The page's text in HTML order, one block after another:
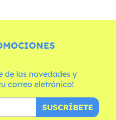
de las novedades y
correo eletrónico!
SUSCRÍBETE